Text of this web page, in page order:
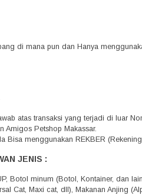
di mana pun dan Hanya
atas transaksi yang terjadi di luar
Amigos Petshop Makassar.
Bisa menggunakan REKBER
JENIS :
Botol minum (Botol, Kontainer, dan
Cat, Maxi cat, dll), Makanan Anjing